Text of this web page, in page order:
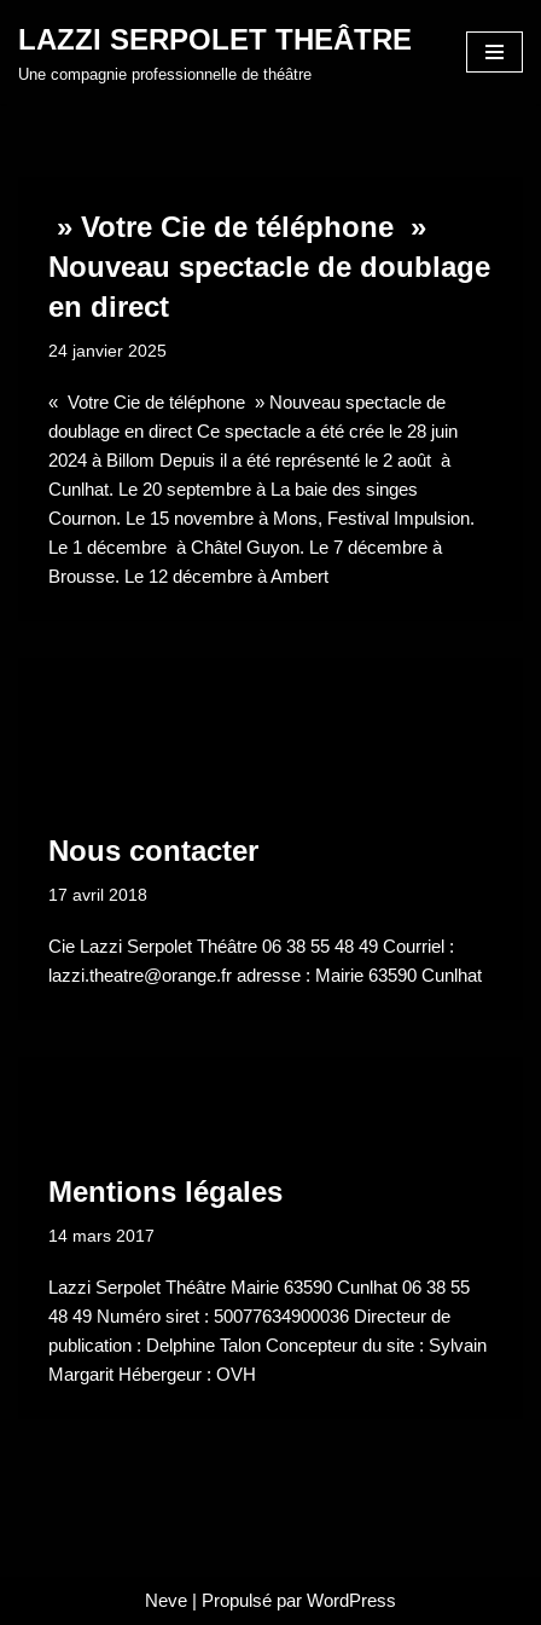
Aller
LAZZI SERPOLET THEÂTRE
Une compagnie professionnelle de théâtre
» Votre Cie de téléphone »
Nouveau spectacle de doublage
en direct
24 janvier 2025
« Votre Cie de téléphone » Nouveau spectacle de
doublage en direct Ce spectacle a été crée le 28 juin
2024 à Billom Depuis il a été représenté le 2 août à
Cunlhat. Le 20 septembre à La baie des singes
Cournon. Le 15 novembre à Mons, Festival Impulsion.
Le 1 décembre à Châtel Guyon. Le 7 décembre à
Brousse. Le 12 décembre à Ambert
Nous contacter
17 avril 2018
Cie Lazzi Serpolet Théâtre 06 38 55 48 49 Courriel :
lazzi.theatre@orange.fr adresse : Mairie 63590 Cunlhat
Mentions légales
14 mars 2017
Lazzi Serpolet Théâtre Mairie 63590 Cunlhat 06 38 55
48 49 Numéro siret : 50077634900036 Directeur de
publication : Delphine Talon Concepteur du site : Sylvain
Margarit Hébergeur : OVH
Neve | Propulsé par WordPress